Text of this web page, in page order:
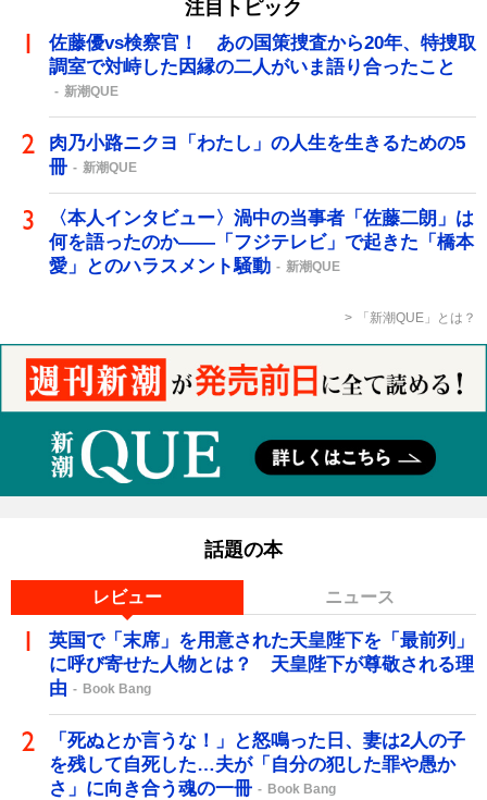
注目トピック
佐藤優vs検察官！ あの国策捜査から20年、特捜取
調室で対峙した因縁の二人がいま語り合ったこと
新潮QUE
肉乃小路ニクヨ「わたし」の人生を生きるための5
冊
新潮QUE
〈本人インタビュー〉渦中の当事者「佐藤二朗」は
何を語ったのか――「フジテレビ」で起きた「橋本
愛」とのハラスメント騒動
新潮QUE
「新潮QUE」とは？
話題の本
レビュー ニュース
英国で「末席」を用意された天皇陛下を「最前列」
に呼び寄せた人物とは？ 天皇陛下が尊敬される理
由
Book Bang
「死ぬとか言うな！」と怒鳴った日、妻は2人の子
を残して自死した…夫が「自分の犯した罪や愚か
さ」に向き合う魂の一冊
Book Bang